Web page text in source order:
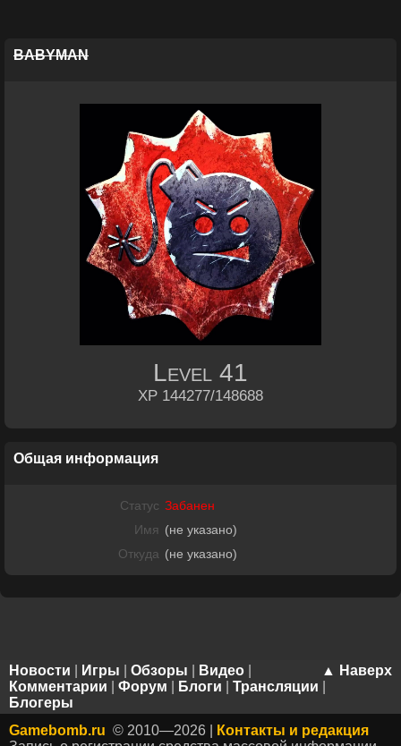
BABYMAN
Level 41
XP 144277/148688
Общая информация
Статус Забанен
Имя (не указано)
Откуда (не указано)
▲ Наверх
Новости Игры Обзоры Видео
Комментарии
Форум Блоги Трансляции
Блогеры
Gamebomb.ru © 2010—2026 |
Контакты и редакция